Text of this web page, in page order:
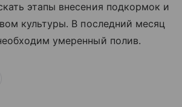
этапы внесения подкормок и
культуры. В последний месяц
умеренный полив.